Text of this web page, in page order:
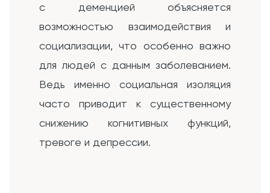
с деменцией объясняется
возможностью взаимодействия и
социализации, что особенно важно
для людей с данным заболеванием.
Ведь именно социальная изоляция
часто приводит к существенному
снижению когнитивных функций,
тревоге и депрессии.